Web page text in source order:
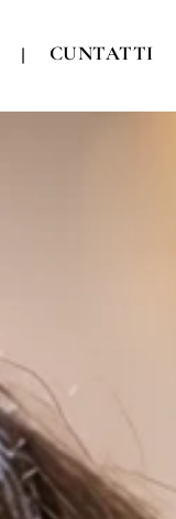
CUNTATTI